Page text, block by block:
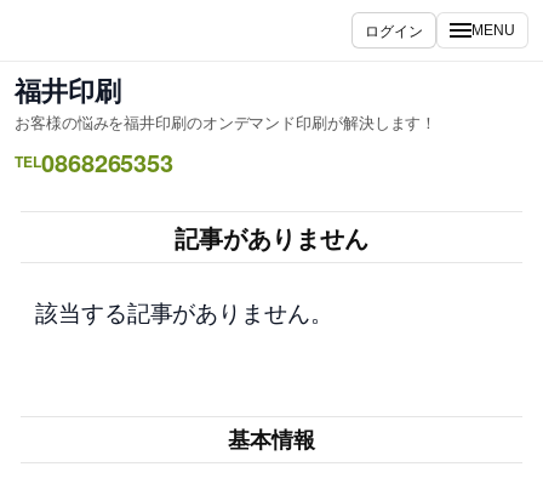
を
ス
キ
ッ
ログイン MENU
福井印刷
お客様の悩みを福井印刷のオンデマンド印刷が解決します！
TEL0868265353
記事がありません
該当する記事がありません。
基本情報